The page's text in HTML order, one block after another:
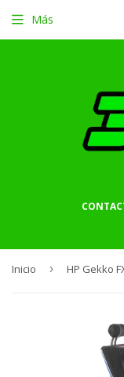
Más
Inicio › HP Gekko